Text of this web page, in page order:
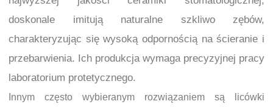
doskonale imitują naturalne szkliwo zębów,
charakteryzując się wysoką odpornością na ścieranie i
przebarwienia. Ich produkcja wymaga precyzyjnej pracy
laboratorium protetycznego.
Innym często wybieranym rozwiązaniem są licówki